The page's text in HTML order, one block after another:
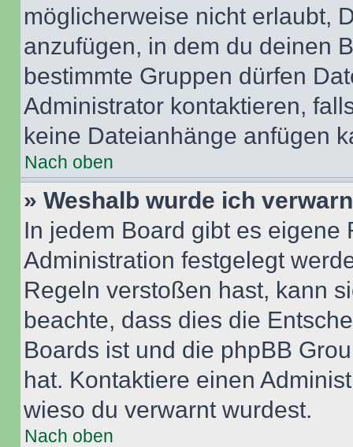
möglicherweise nicht erlaubt,
anzufügen, in dem du deinen
bestimmte Gruppen dürfen
Administrator kontaktieren,
keine Dateianhänge anfügen
Nach oben
» Weshalb wurde ich
In jedem Board gibt es
Administration festgelegt
Regeln verstoßen hast, kann
beachte, dass dies die
Boards ist und die phpBB
hat. Kontaktiere einen
wieso du verwarnt wurdest.
Nach oben